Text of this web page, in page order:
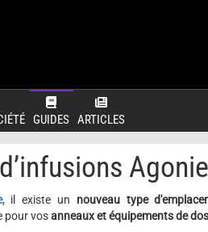
GUIDES ARTICLES
Agonie
, il existe un nouveau type
pour vosanneaux et équipements de dos